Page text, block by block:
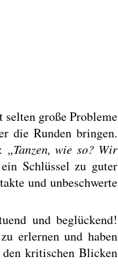
große Probleme
die Runden bringen.
„Tanzen, wie so? Wir
Schlüssel zu guter
und unbeschwerte
und beglückend!
erlernen und haben
den kritischen Blicken